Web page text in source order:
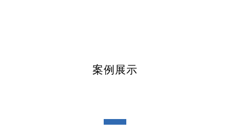
案例展示